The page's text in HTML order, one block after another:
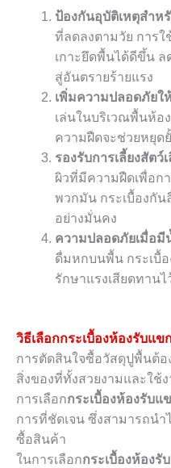
ป้องกันอุบัติเหตุสำห
ที่ลดลงตามวัย การใ
เกาะยึดพื้นได้ดีขึ้น ล
สู่อันตรายร้ายแรง
เพิ่มความปลอดภัยให้
เล่นในบริเวณพื้นห้อ
ความฝืดจะช่วยหยุด
รองรับการเลี้ยงสัตว์เ
ผิวที่มีความฝืดเพื่อก
พวกมัน กระเบื้องกัน
อย่างมั่นคง
ความปลอดภัยเมื่อมี
ดื่มหกบนพื้น กระเบื้
รักษาแรงเสียดทาน
วิธีเลือกกระเบื้องห้องรับแ
การตัดสินใจซื้อวัสดุปูพื้นต้อ
สิ่งของที่ทั้งสวยงามและใช้
การเลือกกระเบื้องห้องรับแ
การที่ชัดเจน ซึ่งสามารถน
ซื้อสินค้า
ในการเลือกกระเบื้องห้องรั